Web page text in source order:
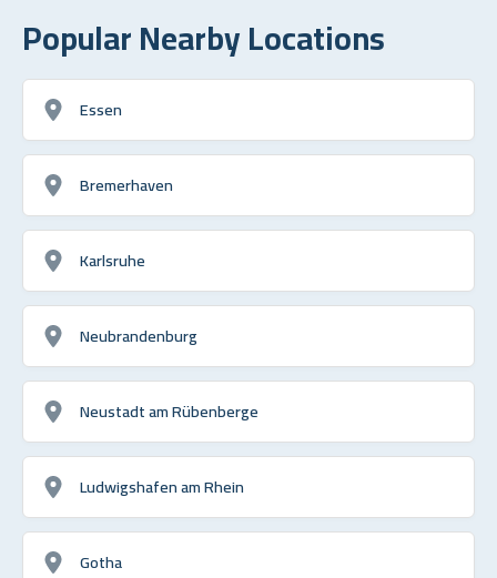
Popular Nearby Locations
Essen
Bremerhaven
Karlsruhe
Neubrandenburg
Neustadt am Rübenberge
Ludwigshafen am Rhein
Gotha